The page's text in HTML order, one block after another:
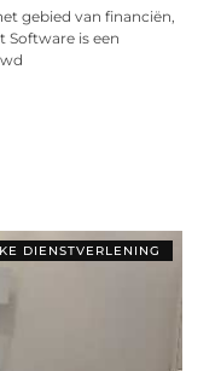
gebied van financiën,
Software is een
DIENSTVERLENING